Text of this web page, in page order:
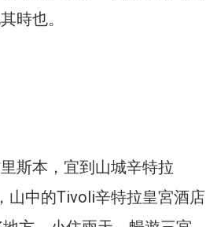
時也。
斯本，宜到山城辛特拉
山中的Tivoli辛特拉皇宮酒店